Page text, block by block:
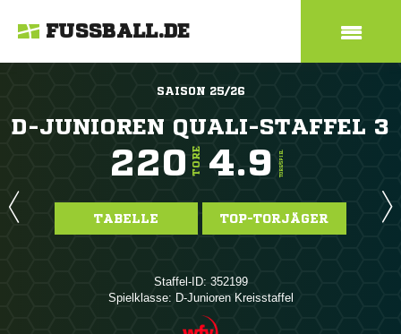
FUSSBALL.DE
SAISON 25/26
D-JUNIOREN QUALI-STAFFEL 3
220 TORE 4.9 TORE/SPIEL
TABELLE TOP-TORJÄGER
Staffel-ID: 352199
Spielklasse: D-Junioren Kreisstaffel